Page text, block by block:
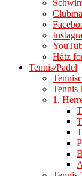
Hätz
Tennis/Padel
Tennis
1.